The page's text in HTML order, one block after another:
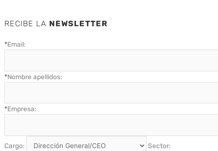
RECIBE LA NEWSLETTER
*Email:
*Nombre apellidos:
*Empresa:
Cargo: Sector: